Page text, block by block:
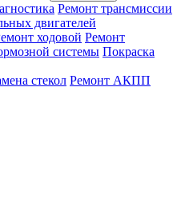
Ремонт трансмиссии
двигателей
ходовой Ремонт
системы Покраска
стекол Ремонт АКПП